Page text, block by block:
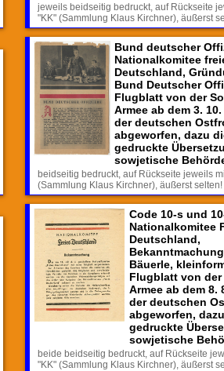
jeweils beidseitig bedruckt, auf Rückseite
"KK" (Sammlung Klaus Kirchner), äußerst
Bund deutscher
Nationalkomitee
Deutschland,
Bund Deutscher
Flugblatt von der
Armee ab dem 3.
der deutschen
abgeworfen, dazu
gedruckte
sowjetische
beidseitig bedruckt, auf Rückseite jeweils
(Sammlung Klaus Kirchner), äußerst selten!
Code 10-s und
Nationalkomitee
Deutschland,
Bäuerle,
Flugblatt von
Armee ab dem 8.
der deutschen
abgeworfen,
gedruckte
sowjetische
beide beidseitig bedruckt, auf Rückseite
"KK" (Sammlung Klaus Kirchner), äußerst